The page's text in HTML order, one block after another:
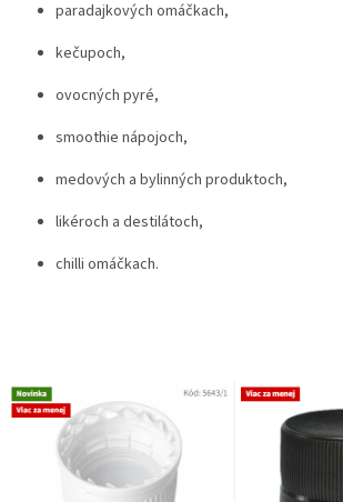
paradajkových omáčkach,
kečupoch,
ovocných pyré,
smoothie nápojoch,
medových a bylinných produktoch,
likéroch a destilátoch,
chilli omáčkach.